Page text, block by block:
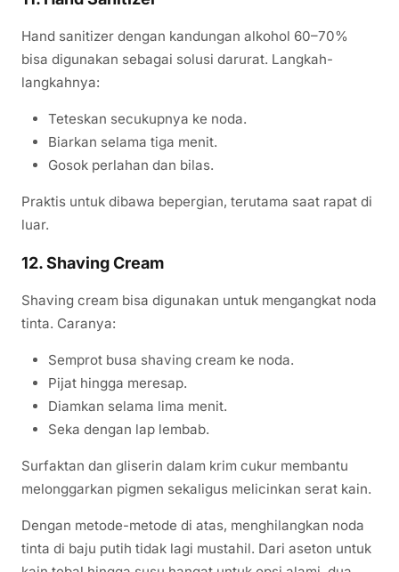
Hand sanitizer dengan kandungan alkohol 60–70%
bisa digunakan sebagai solusi darurat. Langkah-
langkahnya:
Teteskan secukupnya ke noda.
Biarkan selama tiga menit.
Gosok perlahan dan bilas.
Praktis untuk dibawa bepergian, terutama saat rapat di
luar.
12. Shaving Cream
Shaving cream bisa digunakan untuk mengangkat noda
tinta. Caranya:
Semprot busa shaving cream ke noda.
Pijat hingga meresap.
Diamkan selama lima menit.
Seka dengan lap lembab.
Surfaktan dan gliserin dalam krim cukur membantu
melonggarkan pigmen sekaligus melicinkan serat kain.
Dengan metode-metode di atas, menghilangkan noda
tinta di baju putih tidak lagi mustahil. Dari aseton untuk